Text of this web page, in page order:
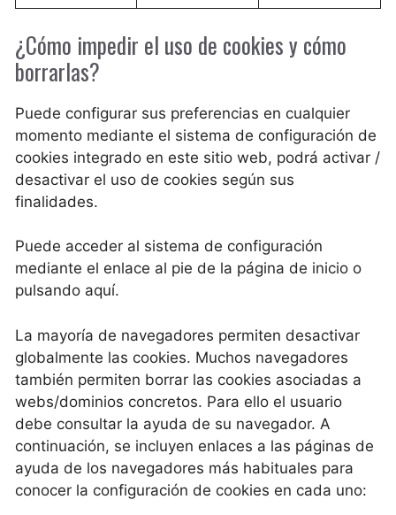
¿Cómo impedir el uso de cookies y cómo
borrarlas?
Puede configurar sus preferencias en cualquier
momento mediante el sistema de configuración de
cookies integrado en este sitio web, podrá activar /
desactivar el uso de cookies según sus
finalidades.
Puede acceder al sistema de configuración
mediante el enlace al pie de la página de inicio o
pulsando aquí.
La mayoría de navegadores permiten desactivar
globalmente las cookies. Muchos navegadores
también permiten borrar las cookies asociadas a
webs/dominios concretos. Para ello el usuario
debe consultar la ayuda de su navegador. A
continuación, se incluyen enlaces a las páginas de
ayuda de los navegadores más habituales para
conocer la configuración de cookies en cada uno: